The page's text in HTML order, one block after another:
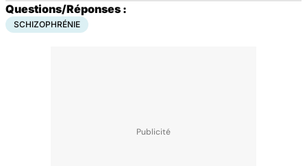
Questions/Réponses :
SCHIZOPHRÉNIE